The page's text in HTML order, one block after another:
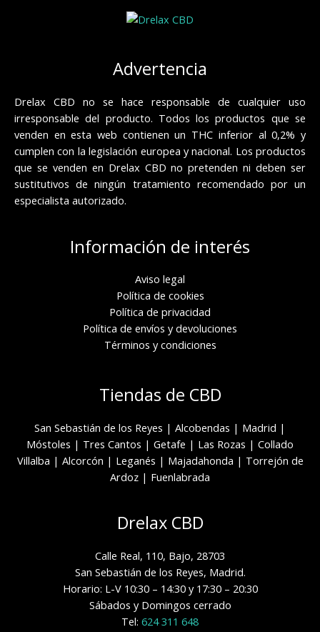
Advertencia
Drelax CBD no se hace responsable de cualquier uso
irresponsable del producto. Todos los productos que se
venden en esta web contienen un THC inferior al 0,2% y
cumplen con la legislación europea y nacional. Los productos
que se venden en Drelax CBD no pretenden ni deben ser
sustitutivos de ningún tratamiento recomendado por un
especialista autorizado.
Información de interés
Aviso legal
Política de cookies
Política de privacidad
Política de envíos y devoluciones
Términos y condiciones
Tiendas de CBD
San Sebastián de los Reyes | Alcobendas | Madrid |
Móstoles | Tres Cantos | Getafe | Las Rozas | Collado
Villalba | Alcorcón | Leganés | Majadahonda | Torrejón de
Ardoz | Fuenlabrada
Drelax CBD
Calle Real, 110, Bajo, 28703
San Sebastián de los Reyes, Madrid.
Horario: L-V 10:30 – 14:30 y 17:30 – 20:30
Sábados y Domingos cerrado
Tel: 624 311 648